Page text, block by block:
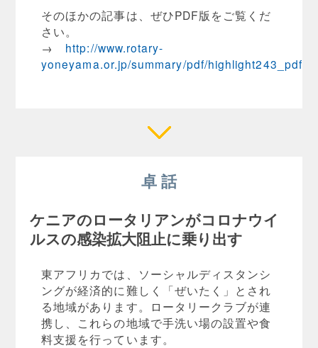
そのほかの記事は、ぜひPDF版をご覧くだ
さい。
→ http://www.rotary-
yoneyama.or.jp/summary/pdf/
卓 話
ケニアのロータリアンがコロナウイ
ルスの感染拡大阻止に乗り出す
東アフリカでは、ソーシャルディスタンシ
ングが経済的に難しく「ぜいたく」とされ
る地域があります。ロータリークラブが連
携し、これらの地域で手洗い場の設置や食
料支援を行っています。